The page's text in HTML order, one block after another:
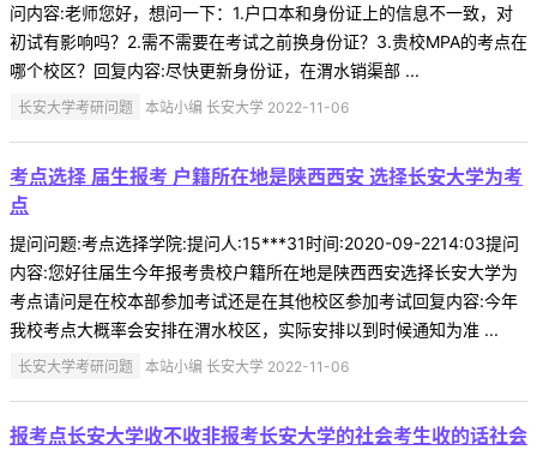
问内容:老师您好，想问一下：1.户口本和身份证上的信息不一致，对
初试有影响吗？2.需不需要在考试之前换身份证？3.贵校MPA的考点在
哪个校区？回复内容:尽快更新身份证，在渭水销渠部 ...
长安大学考研问题 本站小编 长安大学 2022-11-06
考点选择 届生报考 户籍所在地是陕西西安 选择长安大学为考
点
提问问题:考点选择学院:提问人:15***31时间:2020-09-2214:03提问
内容:您好往届生今年报考贵校户籍所在地是陕西西安选择长安大学为
考点请问是在校本部参加考试还是在其他校区参加考试回复内容:今年
我校考点大概率会安排在渭水校区，实际安排以到时候通知为准 ...
长安大学考研问题 本站小编 长安大学 2022-11-06
报考点长安大学收不收非报考长安大学的社会考生收的话社会